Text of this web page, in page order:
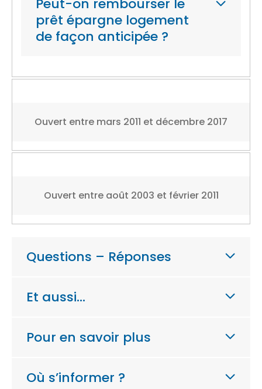
Peut-on rembourser le
prêt épargne logement
de façon anticipée ?
Ouvert entre mars 2011 et décembre 2017
Ouvert entre août 2003 et février 2011
Questions – Réponses
Et aussi…
Pour en savoir plus
Où s’informer ?